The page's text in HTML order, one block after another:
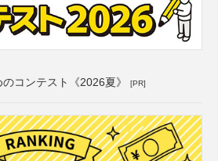
コンテスト《2026夏》 [PR]